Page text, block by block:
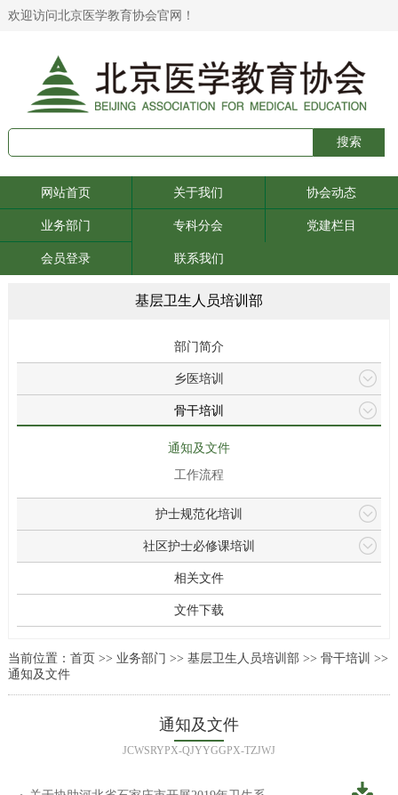
欢迎访问北京医学教育协会官网！
网站首页 关于我们 协会动态
业务部门 专科分会 党建栏目
会员登录 联系我们
基层卫生人员培训部
部门简介
乡医培训
骨干培训
通知及文件
工作流程
护士规范化培训
社区护士必修课培训
相关文件
文件下载
当前位置： 首页 >> 业务部门 >> 基层卫生人员培训部 >> 骨干培训
>>
通知及文件
通知及文件
JCWSRYPX-QJYYGGPX-TZJWJ